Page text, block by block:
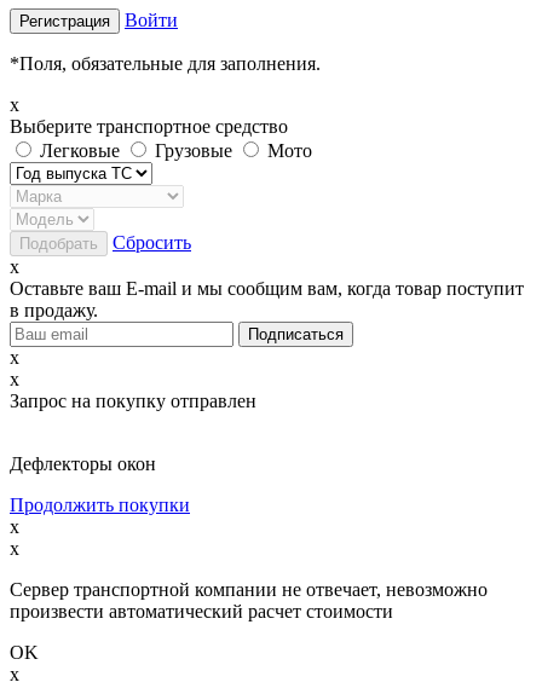
Войти
*Поля, обязательные для заполнения.
x
Выберите транспортное средство
Легковые
Грузовые Мото
Сбросить
x
Оставьте ваш E-mail и мы сообщим вам, когда товар поступит
в продажу.
x
x
Запрос на покупку отправлен
Дефлекторы окон
Продолжить покупки
x
x
Сервер транспортной компании не отвечает, невозможно
произвести автоматический расчет стоимости
OK
x